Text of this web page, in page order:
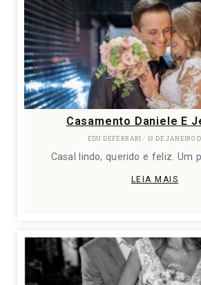
Casamento Daniele E
EDU DEFERRARI 13 DE JANEIRO
Casal lindo, querido e feliz. Um
LEIA MAIS